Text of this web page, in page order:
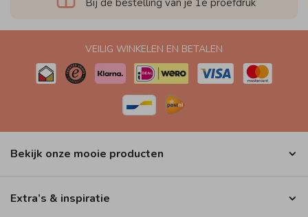
Bij de bestelling van je 1e proefdruk
VEILIG WINKELEN EN BETALEN
Bekijk onze mooie producten
Extra’s & inspiratie